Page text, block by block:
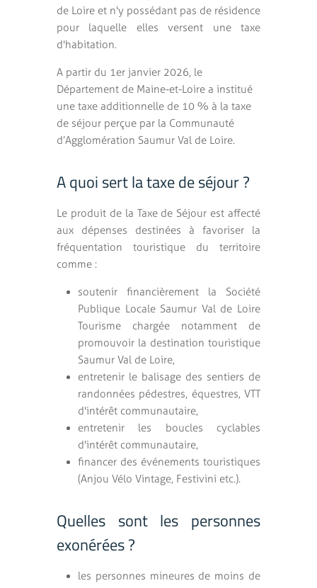
de Loire et n'y possédant pas de résidence
pour laquelle elles versent une taxe
d'habitation.
A partir du 1er janvier 2026, le
Département de Maine-et-Loire a institué
une taxe additionnelle de 10 % à la taxe
de séjour perçue par la Communauté
d’Agglomération Saumur Val de Loire.
A quoi sert la taxe de séjour ?
Le produit de la Taxe de Séjour est affecté
aux dépenses destinées à favoriser la
fréquentation touristique du territoire
comme :
soutenir financièrement la Société
Publique Locale Saumur Val de Loire
Tourisme chargée notamment de
promouvoir la destination touristique
Saumur Val de Loire,
entretenir le balisage des sentiers de
randonnées pédestres, équestres, VTT
d'intérêt communautaire,
entretenir les boucles cyclables
d'intérêt communautaire,
financer des événements touristiques
(Anjou Vélo Vintage, Festivini etc.).
Quelles sont les personnes
exonérées ?
les personnes mineures de moins de